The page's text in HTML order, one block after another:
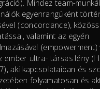
Mindez team-
egyenrangúként
(concordance),
valamint az egyén
ember ultra- társas lény
aki kapcsolataiban és
folyamatosan és